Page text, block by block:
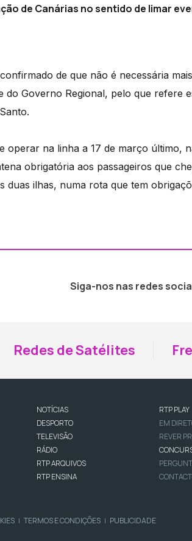
de Canárias no sentido de limar
de que não é necessária
do Governo Regional, pelo que refere
operar na linha a 17 de março último,
obrigatória aos passageiros que
duas ilhas, numa rota que tem
Siga-nos nas redes
Redes de Satélites
NOTÍCIAS
DESPORTO
TELEVISÃO
RÁDIO
RTP ARQUIVOS
RTP ENSINA
RTP PLAY
EM
REVER
| TERMOS E CONDIÇÕES | PUBLICIDADE